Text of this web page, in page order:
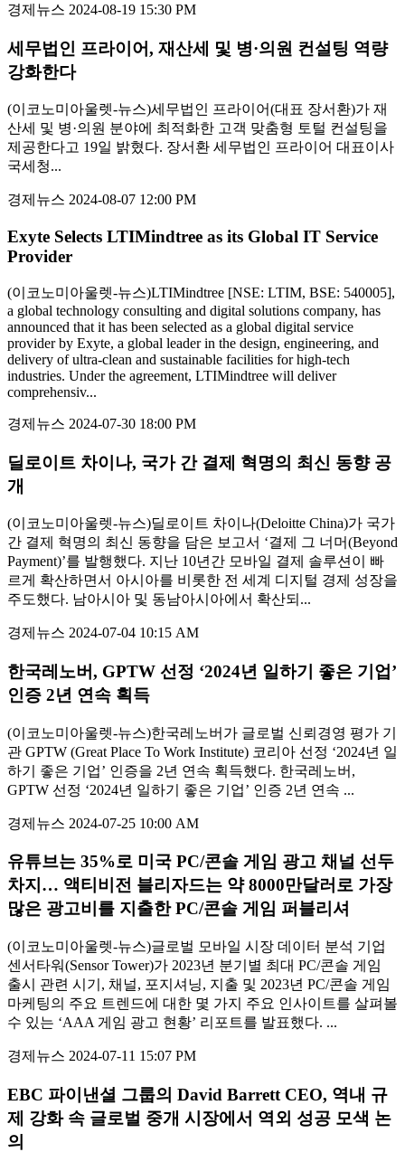
경제뉴스 2024-08-19 15:30 PM
세무법인 프라이어, 재산세 및 병·의원 컨설팅 역량
강화한다
(이코노미아울렛-뉴스)세무법인 프라이어(대표 장서환)가 재
산세 및 병·의원 분야에 최적화한 고객 맞춤형 토털 컨설팅을
제공한다고 19일 밝혔다. 장서환 세무법인 프라이어 대표이사
국세청...
경제뉴스 2024-08-07 12:00 PM
Exyte Selects LTIMindtree as its Global IT Service
Provider
(이코노미아울렛-뉴스)LTIMindtree [NSE: LTIM, BSE: 540005],
a global technology consulting and digital solutions company, has
announced that it has been selected as a global digital service
provider by Exyte, a global leader in the design, engineering, and
delivery of ultra-clean and sustainable facilities for high-tech
industries. Under the agreement, LTIMindtree will deliver
comprehensiv...
경제뉴스 2024-07-30 18:00 PM
딜로이트 차이나, 국가 간 결제 혁명의 최신 동향 공
개
(이코노미아울렛-뉴스)딜로이트 차이나(Deloitte China)가 국가
간 결제 혁명의 최신 동향을 담은 보고서 ‘결제 그 너머(Beyond
Payment)’를 발행했다. 지난 10년간 모바일 결제 솔루션이 빠
르게 확산하면서 아시아를 비롯한 전 세계 디지털 경제 성장을
주도했다. 남아시아 및 동남아시아에서 확산되...
경제뉴스 2024-07-04 10:15 AM
한국레노버, GPTW 선정 ‘2024년 일하기 좋은 기업’
인증 2년 연속 획득
(이코노미아울렛-뉴스)한국레노버가 글로벌 신뢰경영 평가 기
관 GPTW (Great Place To Work Institute) 코리아 선정 ‘2024년 일
하기 좋은 기업’ 인증을 2년 연속 획득했다. 한국레노버,
GPTW 선정 ‘2024년 일하기 좋은 기업’ 인증 2년 연속 ...
경제뉴스 2024-07-25 10:00 AM
유튜브는 35%로 미국 PC/콘솔 게임 광고 채널 선두
차지… 액티비전 블리자드는 약 8000만달러로 가장
많은 광고비를 지출한 PC/콘솔 게임 퍼블리셔
(이코노미아울렛-뉴스)글로벌 모바일 시장 데이터 분석 기업
센서타워(Sensor Tower)가 2023년 분기별 최대 PC/콘솔 게임
출시 관련 시기, 채널, 포지셔닝, 지출 및 2023년 PC/콘솔 게임
마케팅의 주요 트렌드에 대한 몇 가지 주요 인사이트를 살펴볼
수 있는 ‘AAA 게임 광고 현황’ 리포트를 발표했다. ...
경제뉴스 2024-07-11 15:07 PM
EBC 파이낸셜 그룹의 David Barrett CEO, 역내 규
제 강화 속 글로벌 중개 시장에서 역외 성공 모색 논
의